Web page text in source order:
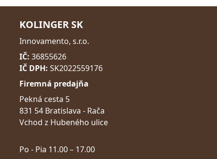
KOLINGER SK
Innovamento, s.r.o.
IČ: 36855626
IČ DPH: SK2022559176
Firemná predajňa
Pekná cesta 5
831 54 Bratislava - Rača
Vchod z Hubeného ulice
Po - Pia 11.00 – 17.00